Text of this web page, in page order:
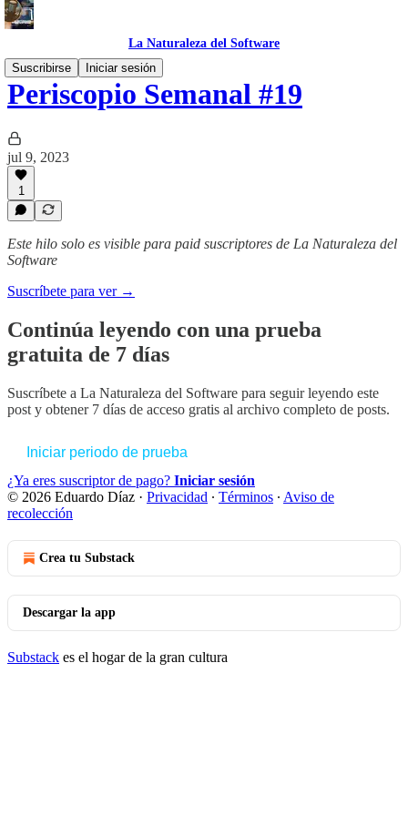
La Naturaleza del Software
Suscribirse
Iniciar sesión
Periscopio Semanal #19
jul 9, 2023
1
Este hilo solo es visible para paid suscriptores de La Naturaleza del
Software
Suscríbete para ver →
Continúa leyendo con una prueba
gratuita de 7 días
Suscríbete a La Naturaleza del Software para seguir leyendo este
post y obtener 7 días de acceso gratis al archivo completo de posts.
Iniciar periodo de prueba
¿Ya eres suscriptor de pago? Iniciar sesión
© 2026 Eduardo Díaz · Privacidad ∙ Términos ∙ Aviso de
recolección
Crea tu Substack
Descargar la app
Substack es el hogar de la gran cultura